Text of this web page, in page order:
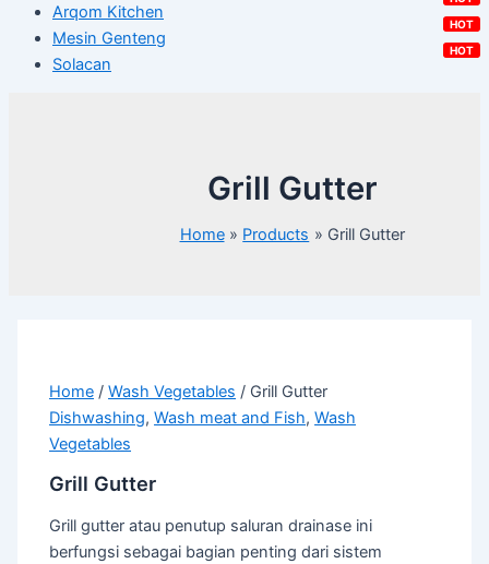
Arqom Kitchen
Mesin Genteng
Solacan
Grill Gutter
Home Products Grill Gutter
Home /Wash Vegetables / Grill Gutter
Dishwashing,Wash meat and Fish,Wash
Vegetables
Grill Gutter
Grill gutter atau penutup saluran drainase ini
berfungsi sebagai bagian penting dari sistem